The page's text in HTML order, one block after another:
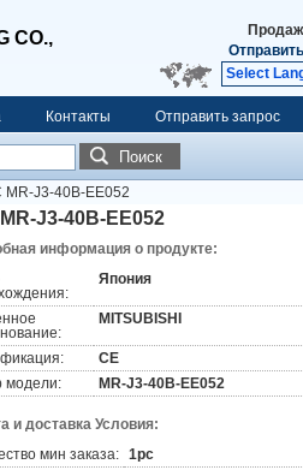
CO.,
Select
Контакты Отправить запрос
Поиск
J3-40B-EE052
J3-40B-EE052
информация о продукте:
Япония
MITSUBISHI
CE
модели:
MR-J3-40B-EE052
и доставка Условия:
мин заказа: 1pc